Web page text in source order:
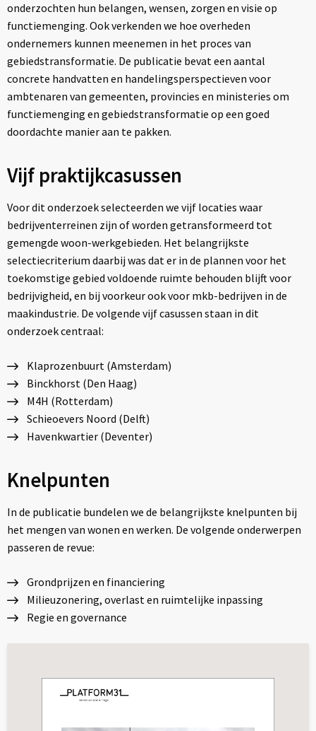
onderzochten hun belangen, wensen, zorgen en visie op
functiemenging. Ook verkenden we hoe overheden
ondernemers kunnen meenemen in het proces van
gebiedstransformatie. De publicatie bevat een aantal
concrete handvatten en handelingsperspectieven voor
ambtenaren van gemeenten, provincies en ministeries om
functiemenging en gebiedstransformatie op een goed
doordachte manier aan te pakken.
Vijf praktijkcasussen
Voor dit onderzoek selecteerden we vijf locaties waar
bedrijventerreinen zijn of worden getransformeerd tot
gemengde woon-werkgebieden. Het belangrijkste
selectiecriterium daarbij was dat er in de plannen voor het
toekomstige gebied voldoende ruimte behouden blijft voor
bedrijvigheid, en bij voorkeur ook voor mkb-bedrijven in de
maakindustrie. De volgende vijf casussen staan in dit
onderzoek centraal:
Klaprozenbuurt (Amsterdam)
Binckhorst (Den Haag)
M4H (Rotterdam)
Schieoevers Noord (Delft)
Havenkwartier (Deventer)
Knelpunten
In de publicatie bundelen we de belangrijkste knelpunten bij
het mengen van wonen en werken. De volgende onderwerpen
passeren de revue:
Grondprijzen en financiering
Milieuzonering, overlast en ruimtelijke inpassing
Regie en governance